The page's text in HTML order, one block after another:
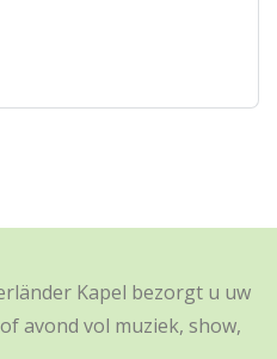
Kapel bezorgt u uw
avond vol muziek, show,